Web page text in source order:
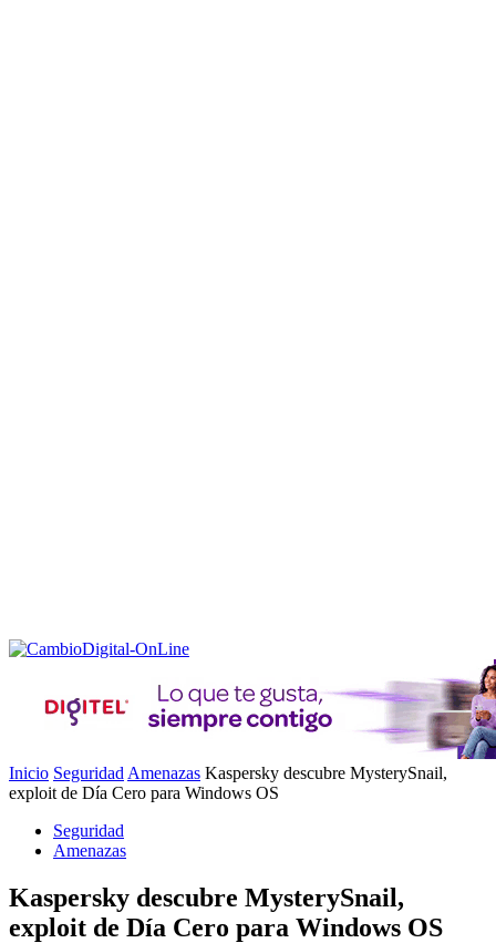
Inicio Seguridad Amenazas Kaspersky descubre MysterySnail,
exploit de Día Cero para Windows OS
Seguridad
Amenazas
Kaspersky descubre MysterySnail,
exploit de Día Cero para Windows OS